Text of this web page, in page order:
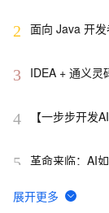
2 面向 Java 开
3
IDEA + 通义灵
4
【一步步开发
5 革命来临：AI
6 AI计算机视觉